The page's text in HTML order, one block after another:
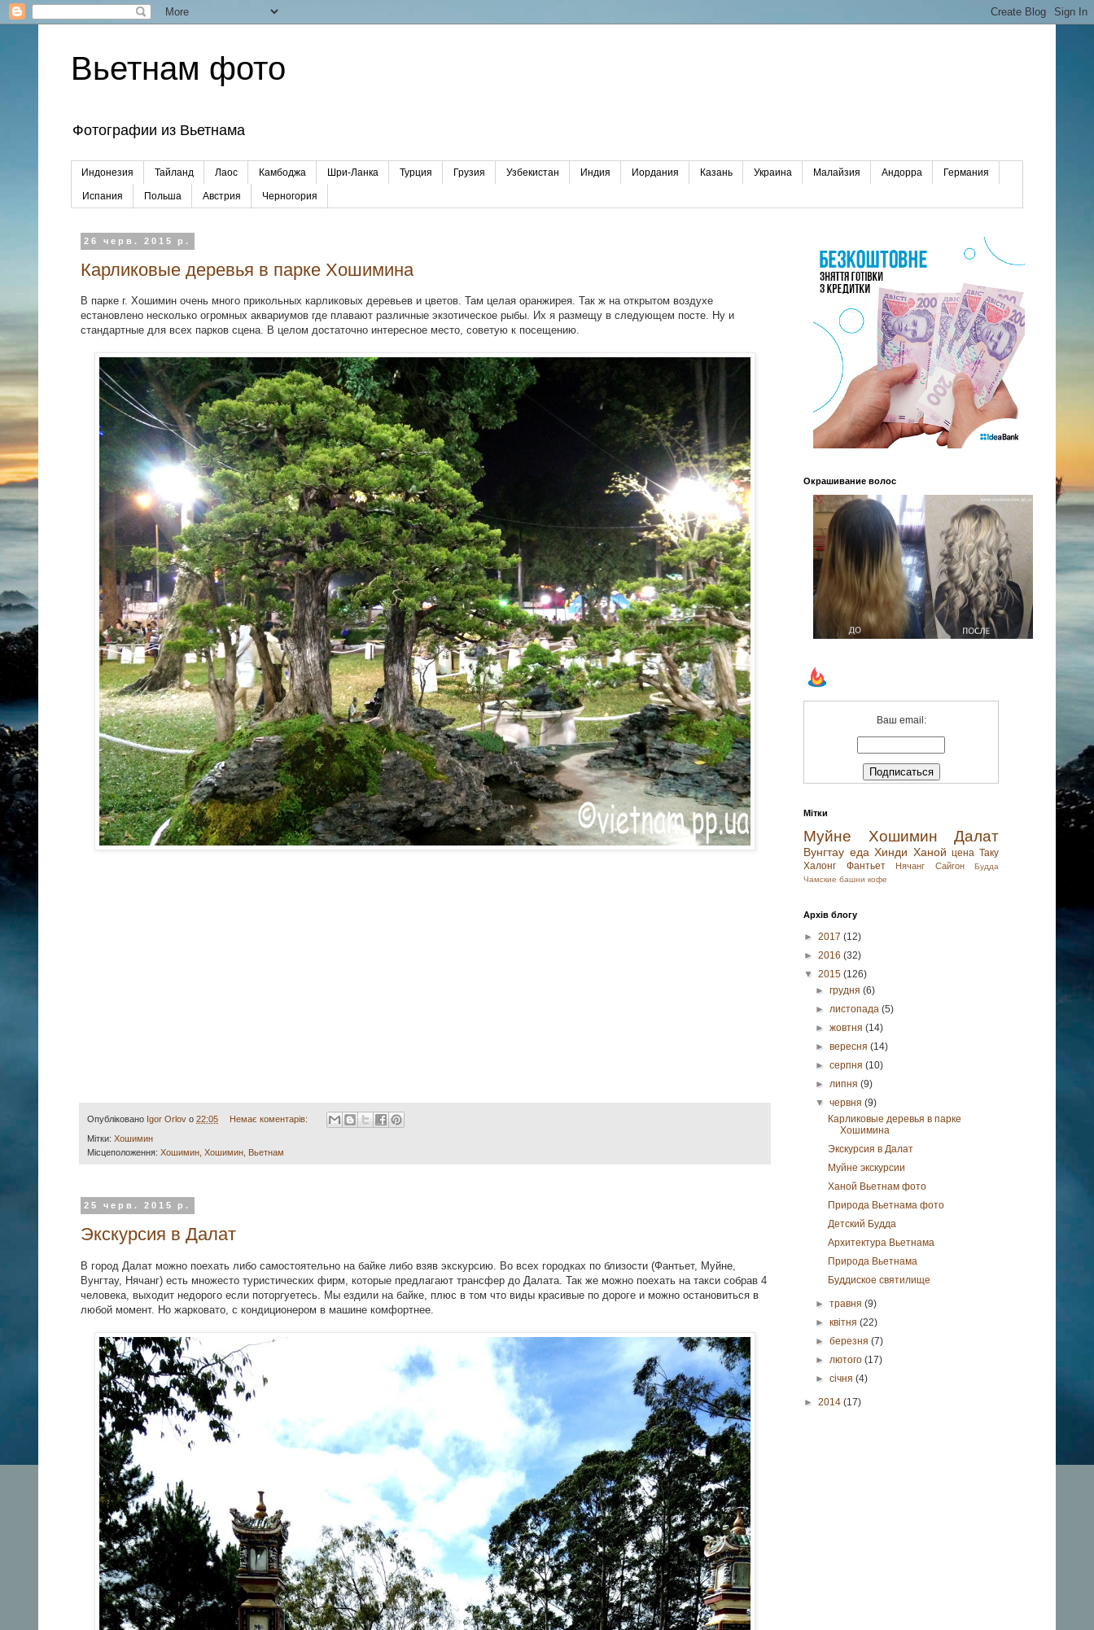
Вьетнам фото
Фотографии из Вьетнама
Индонезия Тайланд Лаос Камбоджа Шри-Ланка Турция Грузия Узбекистан Индия Иордания Казань Украина Малайзия Андорра Германия
Испания Польша Австрия Черногория
26 черв. 2015 р.
Карликовые деревья в парке Хошимина
В парке г. Хошимин очень много прикольных карликовых деревьев и цветов. Там целая оранжирея. Так ж на открытом воздухе
естановлено несколько огромных аквариумов где плавают различные экзотическое рыбы. Их я размещу в следующем посте. Ну и
стандартные для всех парков сцена. В целом достаточно интересное место, советую к посещению.
Опубліковано Igor Orlov о 22:05 Немає коментарів:
Мітки: Хошимин
Місцеположення: Хошимин, Хошимин, Вьетнам
25 черв. 2015 р.
Экскурсия в Далат
В город Далат можно поехать либо самостоятельно на байке либо взяв экскурсию. Во всех городках по близости (Фантьет, Муйне,
Вунгтау, Нячанг) есть множесто туристических фирм, которые предлагают трансфер до Далата. Так же можно поехать на такси собрав 4
человека, выходит недорого если поторгуетесь. Мы ездили на байке, плюс в том что виды красивые по дороге и можно остановиться в
любой момент. Но жарковато, с кондиционером в машине комфортнее.
Окрашивание волос
Ваш email:
Мітки
Муйне Хошимин Далат
Вунгтау еда Хинди Ханой цена Таку
Халонг
Фантьет Нячанг Сайгон
Будда
Чамские башни кофе
Архів блогу
► 2017 (12)
► 2016 (32)
▼ 2015 (126)
►грудня(6)
► листопада(5)
►жовтня(14)
►вересня(14)
►серпня(10)
► липня(9)
▼червня(9)
Карликовые деревья в парке
Хошимина
Экскурсия в Далат
Муйне экскурсии
Ханой Вьетнам фото
Природа Вьетнама фото
Детский Будда
Архитектура Вьетнама
Природа Вьетнама
Буддиское святилище
►травня(9)
►квітня(22)
►березня(7)
► лютого(17)
►січня(4)
► 2014 (17)